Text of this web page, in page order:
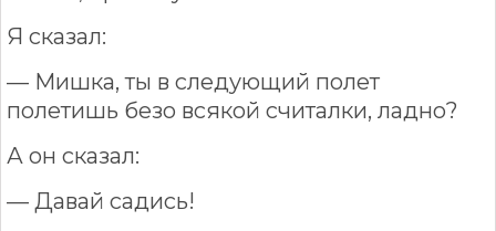
Я сказал:
— Мишка, ты в следующий полет
полетишь безо всякой считалки, ладно?
А он сказал:
— Давай садись!